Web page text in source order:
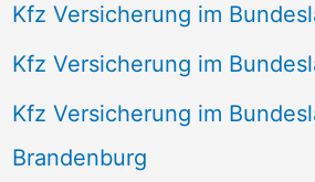
Kfz Versicherung im
Kfz Versicherung im
Kfz Versicherung im
Brandenburg